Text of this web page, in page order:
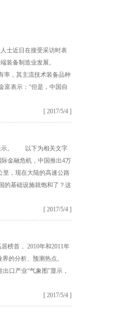
士近日在接受采访时表
高端装备制造业发展。
率，其主流技术装备品种
表示：“但是，中国自
[ 2017/5/4 ]
表示。 以下为相关文字
金融危机，中国推出4万
里，现在大陆的高速公路
的基础设施就饱和了？这
[ 2017/5/4 ]
榜首， 2010年和2011年
界的分析、预测热点。
口产业“气象图”显示，
[ 2017/5/4 ]